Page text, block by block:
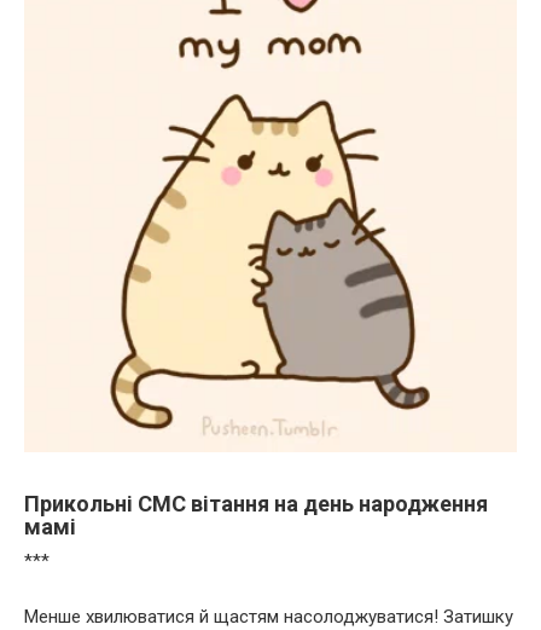
Прикольні СМС вітання на день народження
мамі
***
Менше хвилюватися й щастям насолоджуватися! Затишку